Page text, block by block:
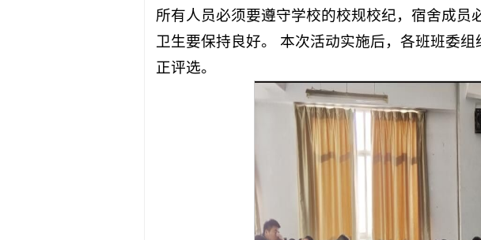
所有人员必须要遵守学校的校规校纪，宿舍成
卫生要保持良好。 本次活动实施后，各班班委
正评选。